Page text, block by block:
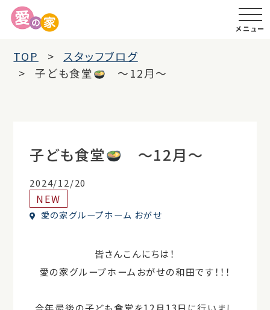
メニュー
TOP
スタッフブログ
子ども食堂
～12月～
子ども食堂 ～12月～
2024/12/20
NEW
愛の家グループホーム おがせ
皆さんこんにちは！
愛の家グループホームおがせの和田です！！！